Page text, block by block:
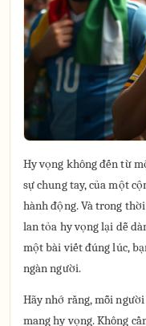
Hy vọng không đến từ
sự chung tay, của một
hành động. Và trong
lan tỏa hy vọng lại dễ
một bài viết đúng lúc,
ngàn người.
Hãy nhớ rằng, mỗi
mang hy vọng. Không